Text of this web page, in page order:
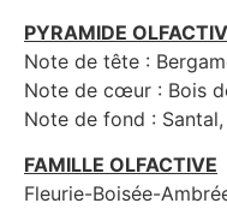
PYRAMIDE
Note de tête :
Note de cœur : Bois
Note de fond :
FAMILLE OLFACTIVE
Fleurie-Boisée-